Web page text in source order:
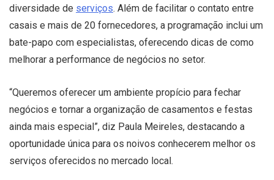
diversidade de serviços. Além de facilitar o contato entre
casais e mais de 20 fornecedores, a programação inclui um
bate-papo com especialistas, oferecendo dicas de como
melhorar a performance de negócios no setor.
“Queremos oferecer um ambiente propício para fechar
negócios e tornar a organização de casamentos e festas
ainda mais especial”, diz Paula Meireles, destacando a
oportunidade única para os noivos conhecerem melhor os
serviços oferecidos no mercado local.